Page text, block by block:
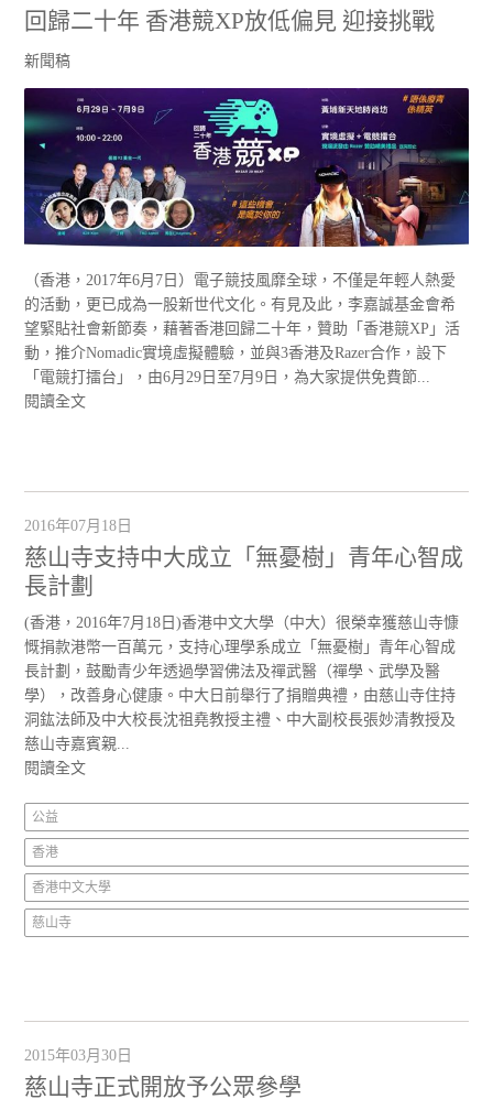
回歸二十年 香港競XP放低偏見 迎接挑戰
新聞稿
（香港，2017年6月7日）電子競技風靡全球，不僅是年輕人熱愛
的活動，更已成為一股新世代文化。有見及此，李嘉誠基金會希
望緊貼社會新節奏，藉著香港回歸二十年，贊助「香港競XP」活
動，推介Nomadic實境虛擬體驗，並與3香港及Razer合作，設下
「電競打擂台」，由6月29日至7月9日，為大家提供免費節...
閱讀全文
2016年07月18日
慈山寺支持中大成立「無憂樹」青年心智成
長計劃
(香港，2016年7月18日)香港中文大學（中大）很榮幸獲慈山寺慷
慨捐款港幣一百萬元，支持心理學系成立「無憂樹」青年心智成
長計劃，鼓勵青少年透過學習佛法及禪武醫（禪學、武學及醫
學），改善身心健康。中大日前舉行了捐贈典禮，由慈山寺住持
洞鈜法師及中大校長沈祖堯教授主禮、中大副校長張妙清教授及
慈山寺嘉賓親...
閱讀全文
公益
香港
香港中文大學
慈山寺
2015年03月30日
慈山寺正式開放予公眾參學